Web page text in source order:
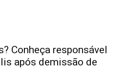
Conheça responsável
após demissão de